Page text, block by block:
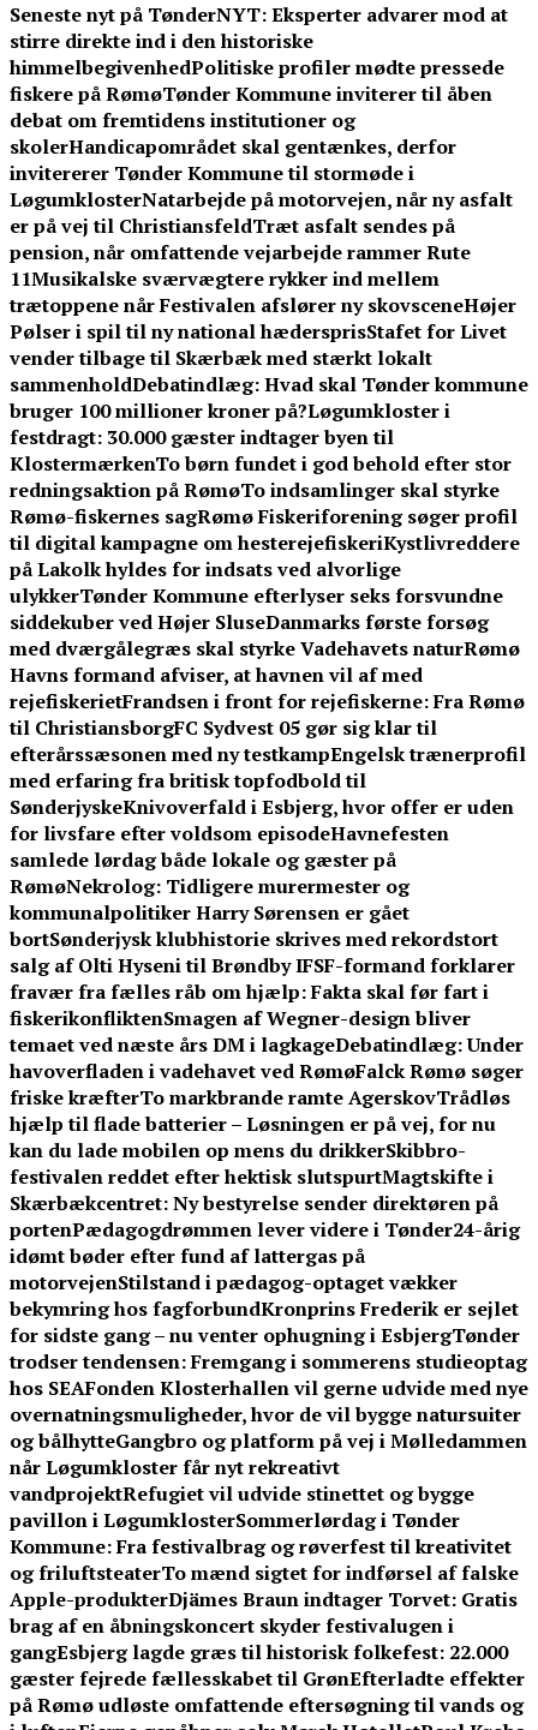
Seneste nyt på TønderNYT:Eksperter advarer mod at
stirre direkte ind i den historiske
himmelbegivenhedPolitiske profiler mødte pressede
fiskere på RømøTønder Kommune inviterer til åben
debat om fremtidens institutioner og
skolerHandicapområdet skal gentænkes, derfor
invitererer Tønder Kommune til stormøde i
LøgumklosterNatarbejde på motorvejen, når ny asfalt
er på vej til ChristiansfeldTræt asfalt sendes på
pension, når omfattende vejarbejde rammer Rute
11Musikalske sværvægtere rykker ind mellem
trætoppene når Festivalen afslører ny skovsceneHøjer
Pølser i spil til ny national hædersprisStafet for Livet
vender tilbage til Skærbæk med stærkt lokalt
sammenholdDebatindlæg: Hvad skal Tønder kommune
bruger 100 millioner kroner på?Løgumkloster i
festdragt: 30.000 gæster indtager byen til
KlostermærkenTo børn fundet i god behold efter stor
redningsaktion på RømøTo indsamlinger skal styrke
Rømø-fiskernes sagRømø Fiskeriforening søger profil
til digital kampagne om hesterejefiskeriKystlivreddere
på Lakolk hyldes for indsats ved alvorlige
ulykkerTønder Kommune efterlyser seks forsvundne
siddekuber ved Højer SluseDanmarks første forsøg
med dværgålegræs skal styrke Vadehavets naturRømø
Havns formand afviser, at havnen vil af med
rejefiskerietFrandsen i front for rejefiskerne: Fra Rømø
til ChristiansborgFC Sydvest 05 gør sig klar til
efterårssæsonen med ny testkampEngelsk trænerprofil
med erfaring fra britisk topfodbold til
SønderjyskeKnivoverfald i Esbjerg, hvor offer er uden
for livsfare efter voldsom episodeHavnefesten
samlede lørdag både lokale og gæster på
RømøNekrolog: Tidligere murermester og
kommunalpolitiker Harry Sørensen er gået
bortSønderjysk klubhistorie skrives med rekordstort
salg af Olti Hyseni til Brøndby IFSF-formand forklarer
fravær fra fælles råb om hjælp: Fakta skal før fart i
fiskerikonfliktenSmagen af Wegner-design bliver
temaet ved næste års DM i lagkageDebatindlæg: Under
havoverfladen i vadehavet ved RømøFalck Rømø søger
friske kræfterTo markbrande ramte AgerskovTrådløs
hjælp til flade batterier – Løsningen er på vej, for nu
kan du lade mobilen op mens du drikkerSkibbro-
festivalen reddet efter hektisk slutspurtMagtskifte i
Skærbækcentret: Ny bestyrelse sender direktøren på
portenPædagogdrømmen lever videre i Tønder24-årig
idømt bøder efter fund af lattergas på
motorvejenStilstand i pædagog-optaget vækker
bekymring hos fagforbundKronprins Frederik er sejlet
for sidste gang – nu venter ophugning i EsbjergTønder
trodser tendensen: Fremgang i sommerens studieoptag
hos SEAFonden Klosterhallen vil gerne udvide med nye
overnatningsmuligheder, hvor de vil bygge natursuiter
og bålhytteGangbro og platform på vej i Mølledammen
når Løgumkloster får nyt rekreativt
vandprojektRefugiet vil udvide stinettet og bygge
pavillon i LøgumklosterSommerlørdag i Tønder
Kommune: Fra festivalbrag og røverfest til kreativitet
og friluftsteaterTo mænd sigtet for indførsel af falske
Apple-produkterDjämes Braun indtager Torvet: Gratis
brag af en åbningskoncert skyder festivalugen i
gangEsbjerg lagde græs til historisk folkefest: 22.000
gæster fejrede fællesskabet til GrønEfterladte effekter
på Rømø udløste omfattende eftersøgning til vands og